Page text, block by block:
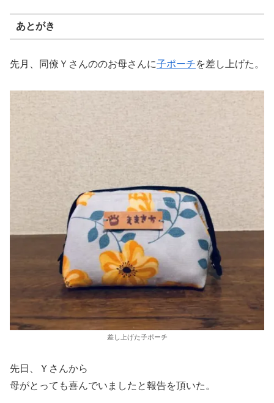
あとがき
先月、同僚Ｙさんののお母さんに子ポーチを差し上げた。
差し上げた子ポーチ
先日、Ｙさんから
母がとっても喜んでいましたと報告を頂いた。